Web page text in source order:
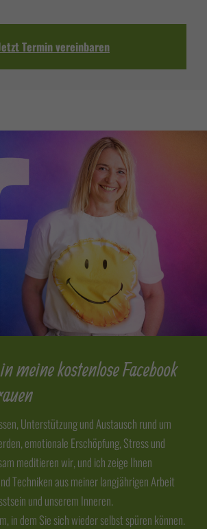
Termin vereinbaren
meine kostenlose Facebook
Unterstützung und Austausch rund um
emotionale Erschöpfung, Stress und
meditieren wir, und ich zeige Ihnen
Techniken aus meiner langjährigen Arbeit
und unserem Inneren.
in dem Sie sich wieder selbst spüren können.